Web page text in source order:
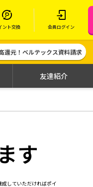
ント交換 会員ログイン
還元！ベルテックス資料請求
友達紹介
す
していただければポイ